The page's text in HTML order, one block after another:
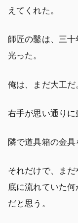
えてくれた。
師匠の鑿は、三
光った。
俺は、まだ大工だ
右手が思い通りに
隣で道具箱の金具
それだけで、ま
底に流れていた
だと思う。